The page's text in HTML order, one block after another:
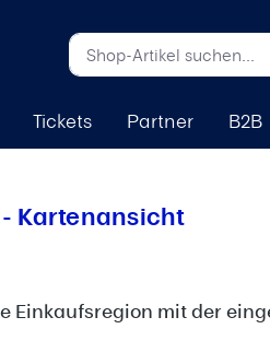
Tickets Partner B2B
Kartenansicht
Einkaufsregion mit der